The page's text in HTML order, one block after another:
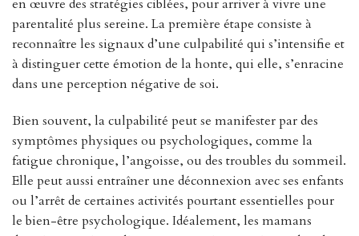
en œuvre des stratégies ciblées, pour arriver à vivre une
parentalité plus sereine. La première étape consiste à
reconnaître les signaux d’une culpabilité qui s’intensifie et
à distinguer cette émotion de la honte, qui elle, s’enracine
dans une perception négative de soi.
Bien souvent, la culpabilité peut se manifester par des
symptômes physiques ou psychologiques, comme la
fatigue chronique, l’angoisse, ou des troubles du sommeil.
Elle peut aussi entraîner une déconnexion avec ses enfants
ou l’arrêt de certaines activités pourtant essentielles pour
le bien-être psychologique. Idéalement, les mamans